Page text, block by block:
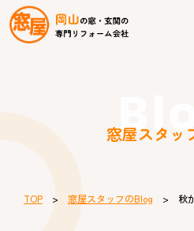
窓屋スタッ
TOP > 窓屋スタッフのBlog > 秋が